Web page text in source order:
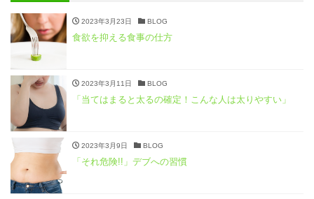
2023年3月23日 BLOG
食欲を抑える食事の仕方
2023年3月11日 BLOG
「当てはまると太るの確定！こんな人は太りやすい」
2023年3月9日 BLOG
「それ危険!!」デブへの習慣